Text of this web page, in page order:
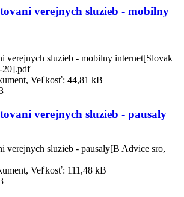
verejnych sluzieb - mobilny
verejnych sluzieb - mobilny internet[Slovak
20].pdf
Veľkosť: 44,81 kB
verejnych sluzieb - pausaly
verejnych sluzieb - pausaly[B Advice sro,
Veľkosť: 111,48 kB